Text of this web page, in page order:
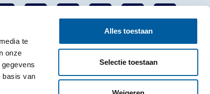
te
onze
basis van
Alles toestaan
Selectie toestaan